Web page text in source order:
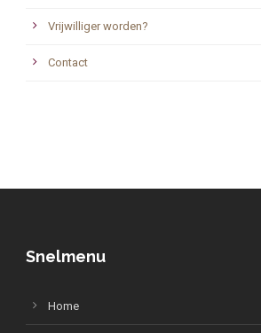
Vrijwilliger worden?
Contact
Snelmenu
Home